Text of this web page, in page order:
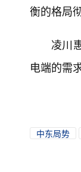
衡的格局
凌川
电端的需
中东局势